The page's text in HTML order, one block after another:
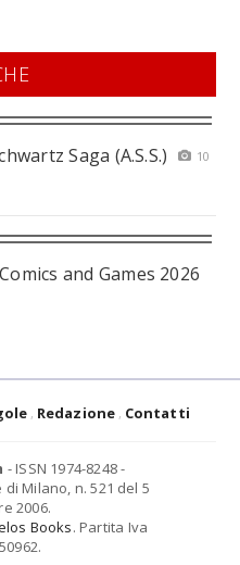
Saga (A.S.S.)
10
and Games 2026
Redazione Contatti
- ISSN 1974-8248 -
Milano, n. 521 del 5
2006.
Books. Partita Iva